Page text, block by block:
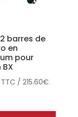
barres de
en
pour
TTC /215.60€